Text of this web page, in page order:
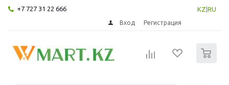
+7 727 31 22 666 KZ RU
Вход Регистрация